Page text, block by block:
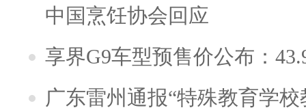
中国烹饪协会回应
享界G9车型预售价公布：
广东雷州通报“特殊教育学